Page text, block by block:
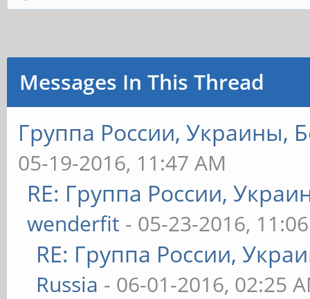
Messages In This Thread
Группа России, Украины,
05-19-2016, 11:47 AM
RE: Группа России,
wenderfit - 05-23-2016,
RE: Группа России,
Russia - 06-01-2016, 02:25